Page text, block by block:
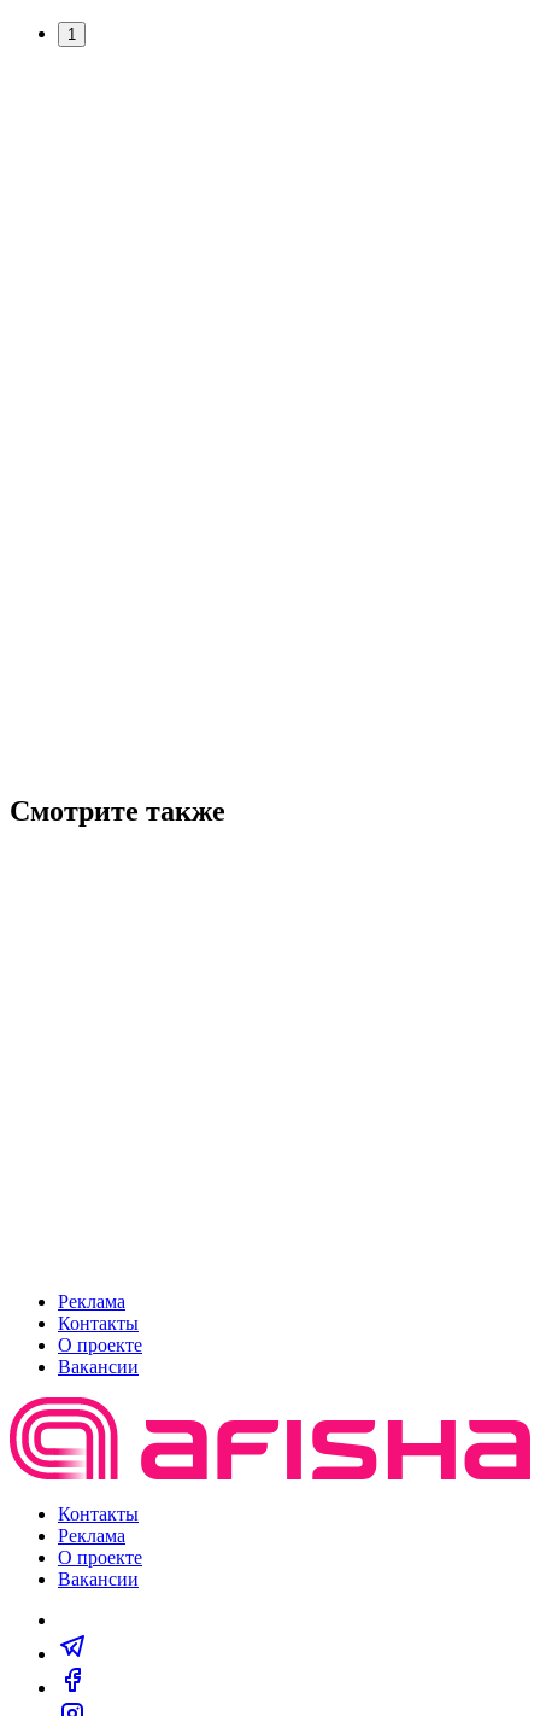
1
Смотрите также
Реклама
Контакты
О проекте
Вакансии
Контакты
Реклама
О проекте
Вакансии